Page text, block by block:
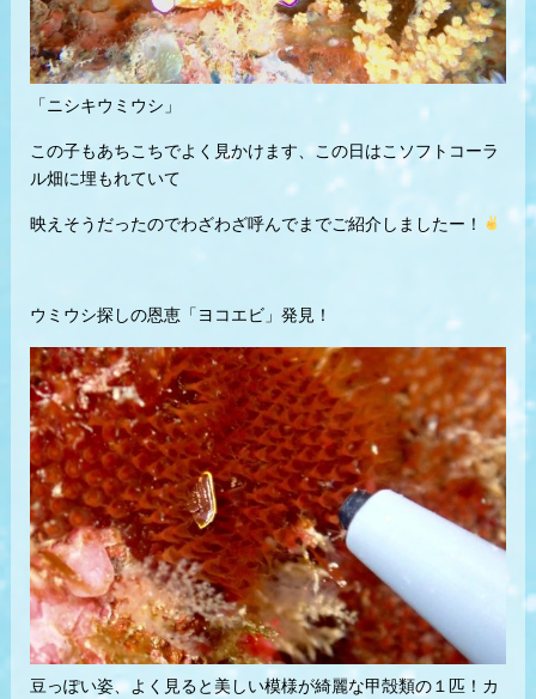
「ニシキウミウシ」
この子もあちこちでよく見かけます、この日はこソフトコーラ
ル畑に埋もれていて
映えそうだったのでわざわざ呼んでまでご紹介しましたー！
ウミウシ探しの恩恵「ヨコエビ」発見！
豆っぽい姿、よく見ると美しい模様が綺麗な甲殻類の１匹！カ